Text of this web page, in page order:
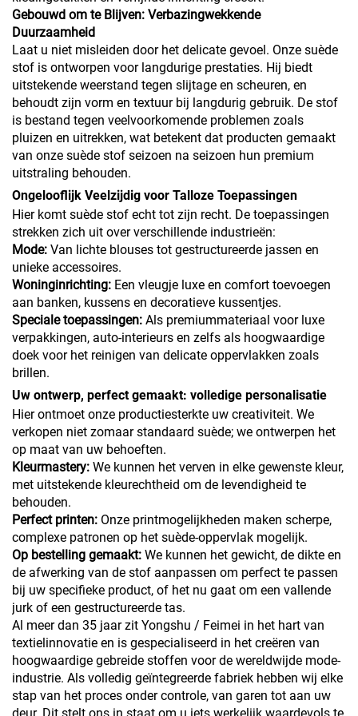
Gebouwd om te Blijven: Verbazingwekkende
Duurzaamheid
Laat u niet misleiden door het delicate gevoel. Onze suède
stof is ontworpen voor langdurige prestaties. Hij biedt
uitstekende weerstand tegen slijtage en scheuren, en
behoudt zijn vorm en textuur bij langdurig gebruik. De stof
is bestand tegen veelvoorkomende problemen zoals
pluizen en uitrekken, wat betekent dat producten gemaakt
van onze suède stof seizoen na seizoen hun premium
uitstraling behouden.
Ongelooflijk Veelzijdig voor Talloze Toepassingen
Hier komt suède stof echt tot zijn recht. De toepassingen
strekken zich uit over verschillende industrieën:
Mode: Van lichte blouses tot gestructureerde jassen en
unieke accessoires.
Woninginrichting: Een vleugje luxe en comfort toevoegen
aan banken, kussens en decoratieve kussentjes.
Speciale toepassingen: Als premiummateriaal voor luxe
verpakkingen, auto-interieurs en zelfs als hoogwaardige
doek voor het reinigen van delicate oppervlakken zoals
brillen.
Uw ontwerp, perfect gemaakt: volledige personalisatie
Hier ontmoet onze productiesterkte uw creativiteit. We
verkopen niet zomaar standaard suède; we ontwerpen het
op maat van uw behoeften.
Kleurmastery: We kunnen het verven in elke gewenste kleur,
met uitstekende kleurechtheid om de levendigheid te
behouden.
Perfect printen: Onze printmogelijkheden maken scherpe,
complexe patronen op het suède-oppervlak mogelijk.
Op bestelling gemaakt: We kunnen het gewicht, de dikte en
de afwerking van de stof aanpassen om perfect te passen
bij uw specifieke product, of het nu gaat om een vallende
jurk of een gestructureerde tas.
Al meer dan 35 jaar zit Yongshu / Feimei in het hart van
textielinnovatie en is gespecialiseerd in het creëren van
hoogwaardige gebreide stoffen voor de wereldwijde mode-
industrie. Als volledig geïntegreerde fabriek hebben wij elke
stap van het proces onder controle, van garen tot aan uw